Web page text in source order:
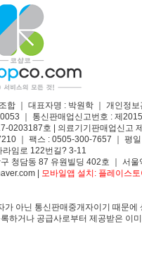
합 ｜ 대표자명 : 박원학 ｜ 개인정
｜ 통신판매업신고번호 : 제
0203187호 | 의료기기판매업신고
｜ 팩스 : 0505-300-7657 ｜ 평
라임로 122번길? 3-11
청담동 87 유원빌딩 402호 ｜ 서
| 모바일앱 설치: 플레이스
가 아닌 통신판매중개자이기 때문
하거나 공급사로부터 제공받은 이